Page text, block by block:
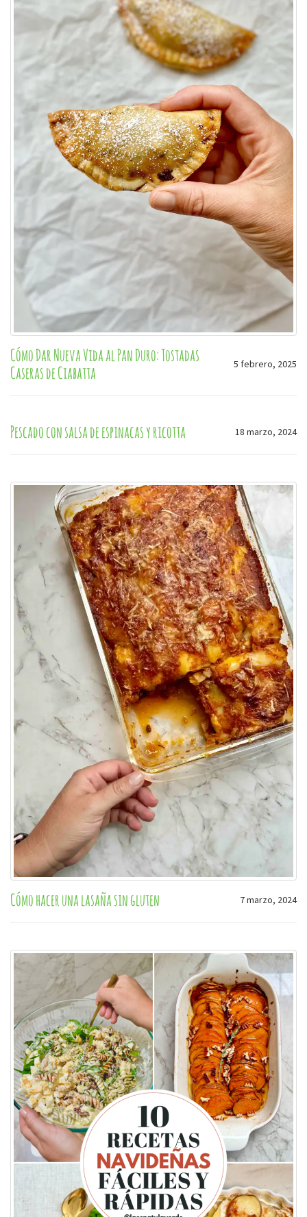
Cómo Dar Nueva Vida al Pan Duro: Tostadas
Caseras de Ciabatta
5 febrero, 2025
Pescado con salsa de espinacas y ricotta 18 marzo, 2024
Cómo hacer una lasaña sin gluten 7 marzo, 2024